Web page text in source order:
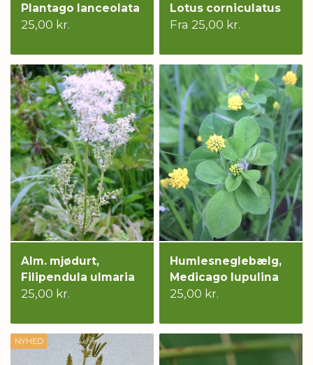
Plantago lanceolata
25,00 kr.
Lotus corniculatus
Fra 25,00 kr.
Alm. mjødurt,
Filipendula ulmaria
25,00 kr.
Humlesneglebælg,
Medicago lupulina
25,00 kr.
NYHED